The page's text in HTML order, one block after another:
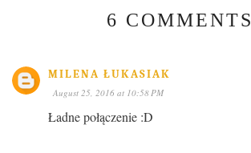
6 COMMENTS
MILENA ŁUKASIAK
August 25, 2016 at 10:58 PM
Ładne połączenie :D